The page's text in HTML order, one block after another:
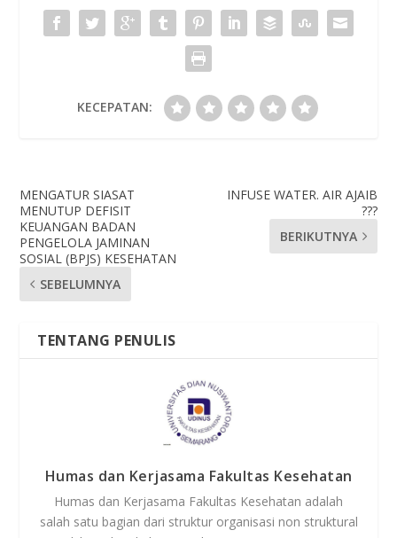
KECEPATAN:
MENGATUR SIASAT
MENUTUP DEFISIT
KEUANGAN BADAN
PENGELOLA JAMINAN
SOSIAL (BPJS) KESEHATAN
SEBELUMNYA
INFUSE WATER. AIR AJAIB
???
BERIKUTNYA
TENTANG PENULIS
Humas dan Kerjasama Fakultas Kesehatan
Humas dan Kerjasama Fakultas Kesehatan adalah
salah satu bagian dari struktur organisasi non struktural